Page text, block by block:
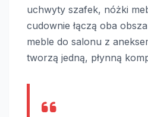
uchwyty szafek, nóżki
cudownie łączą oba
meble do salonu z
tworzą jedną, płynną